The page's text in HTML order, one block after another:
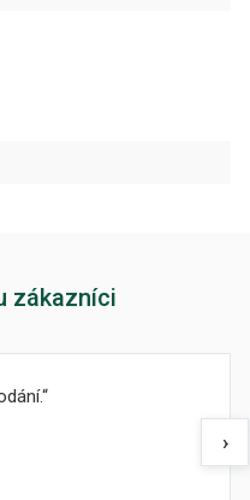
zákazníci
›